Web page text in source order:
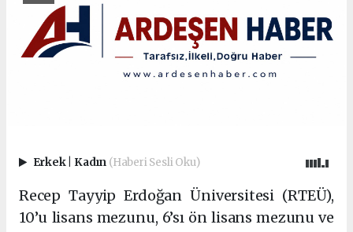
Erkek Kadın (Haberi Sesli Oku)
Recep Tayyip Erdoğan Üniversitesi (RTEÜ),
10’u lisans mezunu, 6’sı ön lisans mezunu ve